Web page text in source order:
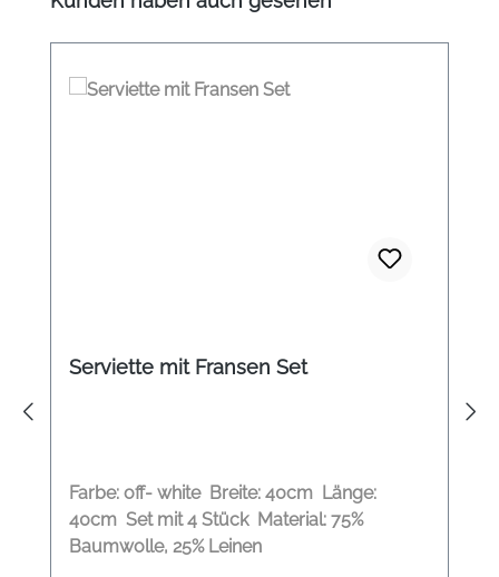
Serviette mit Fransen Set
Farbe: off- white Breite: 40cm Länge:
40cm Set mit 4 Stück Material: 75%
Baumwolle, 25% Leinen